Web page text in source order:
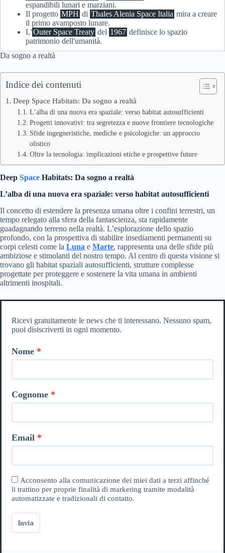
espandibili lunari e marziani.
Il progetto MPH di Thales Alenia Space Italia mira a creare
il primo avamposto lunare.
L'Outer Space Treaty del 1967 definisce lo spazio
patrimonio dell'umanità.
Da sogno a realtà
Indice dei contenuti
Deep Space Habitats: Da sogno a realtà
L’alba di una nuova era spaziale: verso habitat autosufficienti
Progetti innovativi: tra segretezza e nuove frontiere tecnologiche
Sfide ingegneristiche, mediche e psicologiche: un approccio
olistico
Oltre la tecnologia: implicazioni etiche e prospettive future
Deep Space Habitats: Da sogno a realtà
L’alba di una nuova era spaziale: verso habitat autosufficienti
Il concetto di estendere la presenza umana oltre i confini terrestri, un
tempo relegato alla sfera della fantascienza, sta rapidamente
guadagnando terreno nella realtà. L’esplorazione dello spazio
profondo, con la prospettiva di stabilire insediamenti permanenti su
corpi celesti come la Luna e Marte, rappresenta una delle sfide più
ambiziose e stimolanti del nostro tempo. Al centro di questa visione si
trovano gli habitat spaziali autosufficienti, strutture complesse
progettate per proteggere e sostenere la vita umana in ambienti
altrimenti inospitali.
Ricevi gratuitamente le news che ti interessano. Nessuno spam,
puoi disiscriverti in ogni momento.
Nome
Cognome
Email
Acconsento alla comunicazione dei miei dati a terzi affinché
li trattino per proprie finalità di marketing tramite modalità
automatizzate e tradizionali di contatto.
Invia